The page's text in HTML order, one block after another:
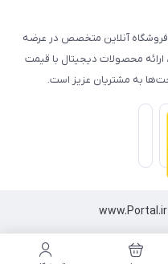
آنلاین متخصص در عرضه
محصولات دیجیتال با قیمت
به مشتریان عزیز است.
www.Portal.ir